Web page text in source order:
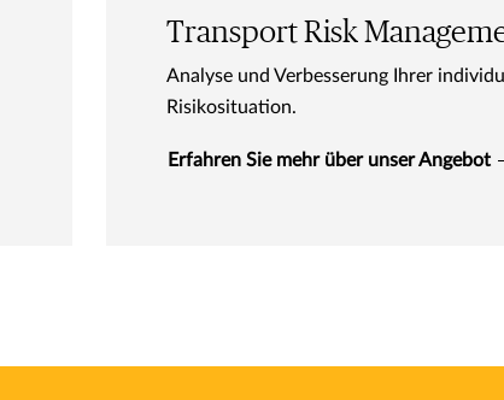
Transport Risk
Analyse und Verbesserung Ihrer
Risikosituation.
Erfahren Sie mehr über unser Angebot